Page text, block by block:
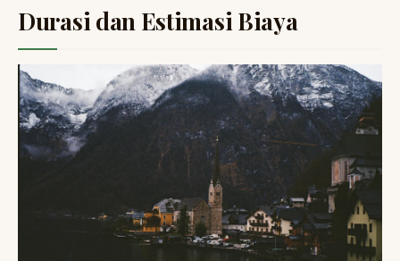
Durasi dan Estimasi Biaya